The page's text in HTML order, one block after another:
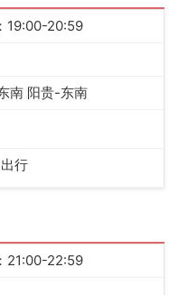
19:00-20:59
南 阳贵-东南
出行
21:00-22:59